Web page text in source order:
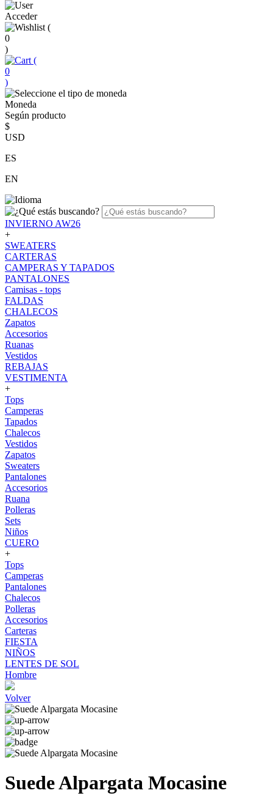
Acceder
(
0
)
(
0
)
Moneda
Según producto
$
USD
ES
EN
INVIERNO AW26
+
SWEATERS
CARTERAS
CAMPERAS Y TAPADOS
PANTALONES
Camisas - tops
FALDAS
CHALECOS
Zapatos
Accesorios
Ruanas
Vestidos
REBAJAS
VESTIMENTA
+
Tops
Camperas
Tapados
Chalecos
Vestidos
Zapatos
Sweaters
Pantalones
Accesorios
Ruana
Polleras
Sets
Niños
CUERO
+
Tops
Camperas
Pantalones
Chalecos
Polleras
Accesorios
Carteras
FIESTA
NIÑOS
LENTES DE SOL
Hombre
Volver
Suede Alpargata Mocasine